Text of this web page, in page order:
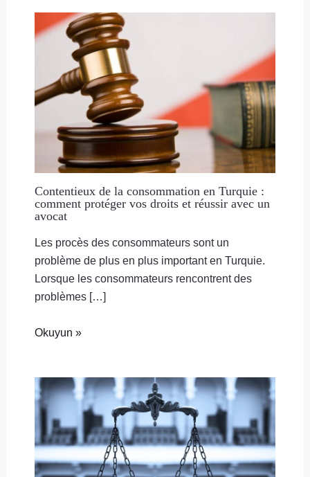
Contentieux de la consommation en Turquie :
comment protéger vos droits et réussir avec un
avocat
Les procès des consommateurs sont un
problème de plus en plus important en Turquie.
Lorsque les consommateurs rencontrent des
problèmes […]
Okuyun »